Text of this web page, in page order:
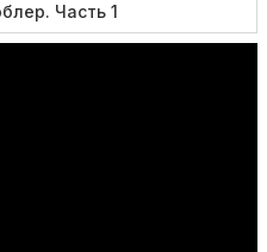
Часть 1